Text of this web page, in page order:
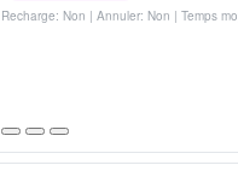
Recharge: Non | Annuler: Non | Temps